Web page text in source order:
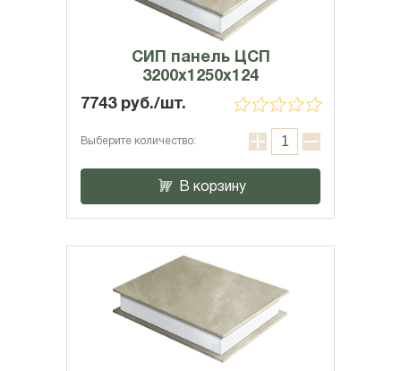
СИП панель ЦСП
3200x1250x124
7743 руб./шт.
Выберите количество:
В корзину